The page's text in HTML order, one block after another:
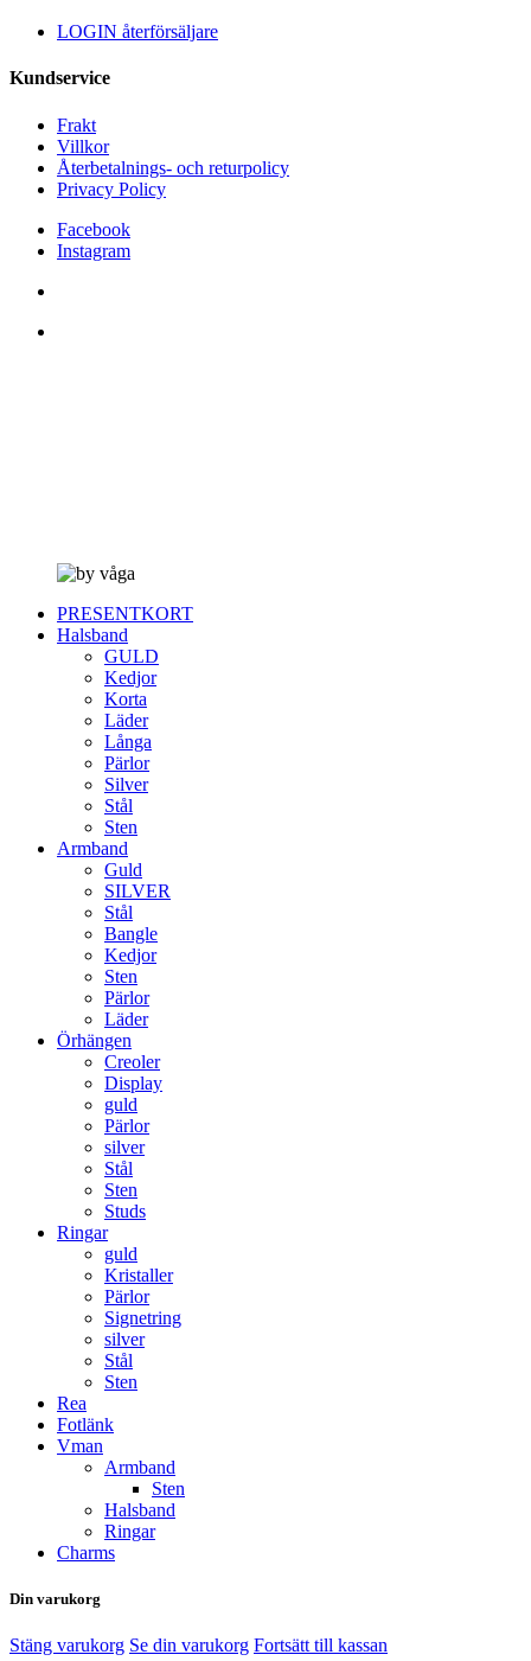
LOGIN återförsäljare
Kundservice
Frakt
Villkor
Återbetalnings- och returpolicy
Privacy Policy
Facebook
Instagram
PRESENTKORT
Halsband
GULD
Kedjor
Korta
Läder
Långa
Pärlor
Silver
Stål
Sten
Armband
Guld
SILVER
Stål
Bangle
Kedjor
Sten
Pärlor
Läder
Örhängen
Creoler
Display
guld
Pärlor
silver
Stål
Sten
Studs
Ringar
guld
Kristaller
Pärlor
Signetring
silver
Stål
Sten
Rea
Fotlänk
Vman
Armband
Sten
Halsband
Ringar
Charms
Din varukorg
Stäng varukorg Se din varukorg Fortsätt till kassan